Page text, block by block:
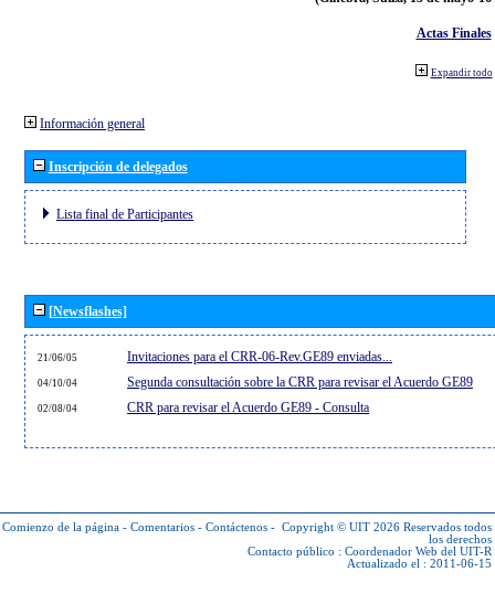
Actas Finales
Expandir todo
Información general
Inscripción de delegados
Lista final de Participantes
[Newsflashes]
21/06/05 Invitaciones para el CRR-06-Rev.GE89 enviadas...
04/10/04 Segunda consultación sobre la CRR para revisar el Acuerdo GE89
02/08/04 CRR para revisar el Acuerdo GE89 - Consulta
Comienzo de la página - Comentarios - Contáctenos - Copyright © UIT 2026 Reservados todos
los derechos
Contacto público : Coordenador Web del UIT-R
Actualizado el : 2011-06-15